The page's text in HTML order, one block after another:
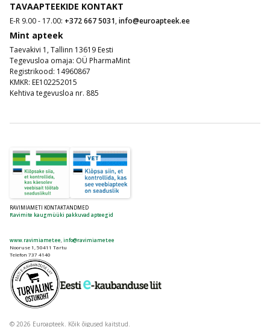
TAVAAPTEEKIDE KONTAKT
E-R 9.00 - 17.00: +372 667 5031,info@euroapteek.ee
Mint apteek
Taevakivi 1, Tallinn 13619 Eesti
Tegevusloa omaja: OÜ PharmaMint
Registrikood: 14960867
KMKR: EE102252015
Kehtiva tegevusloa nr. 885
RAVIMIAMETI KONTAKTANDMED
Ravimite kaugmüüki pakkuvad apteegid
www.ravimiamet.ee info@ravimiamet.ee
Nooruse 1, 50411 Tartu
Telefon 737 4140
© 2026 Euroapteek. Kõik õigused kaitstud.